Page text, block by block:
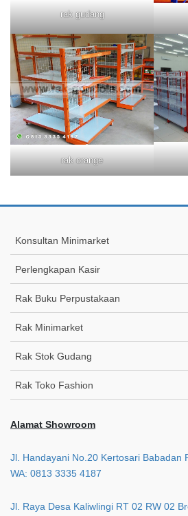
rak gudang
rak orange
Konsultan Minimarket
Perlengkapan Kasir
Rak Buku Perpustakaan
Rak Minimarket
Rak Stok Gudang
Rak Toko Fashion
Alamat Showroom
Jl. Handayani No.20 Kertosari Babadan
WA: 0813 3335 4187
Jl. Raya Desa Kaliwlingi RT 02 RW 02